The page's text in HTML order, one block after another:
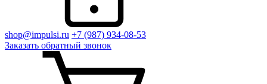
shop@impulsi.ru +7 (987) 934-08-53
Заказать обратный звонок